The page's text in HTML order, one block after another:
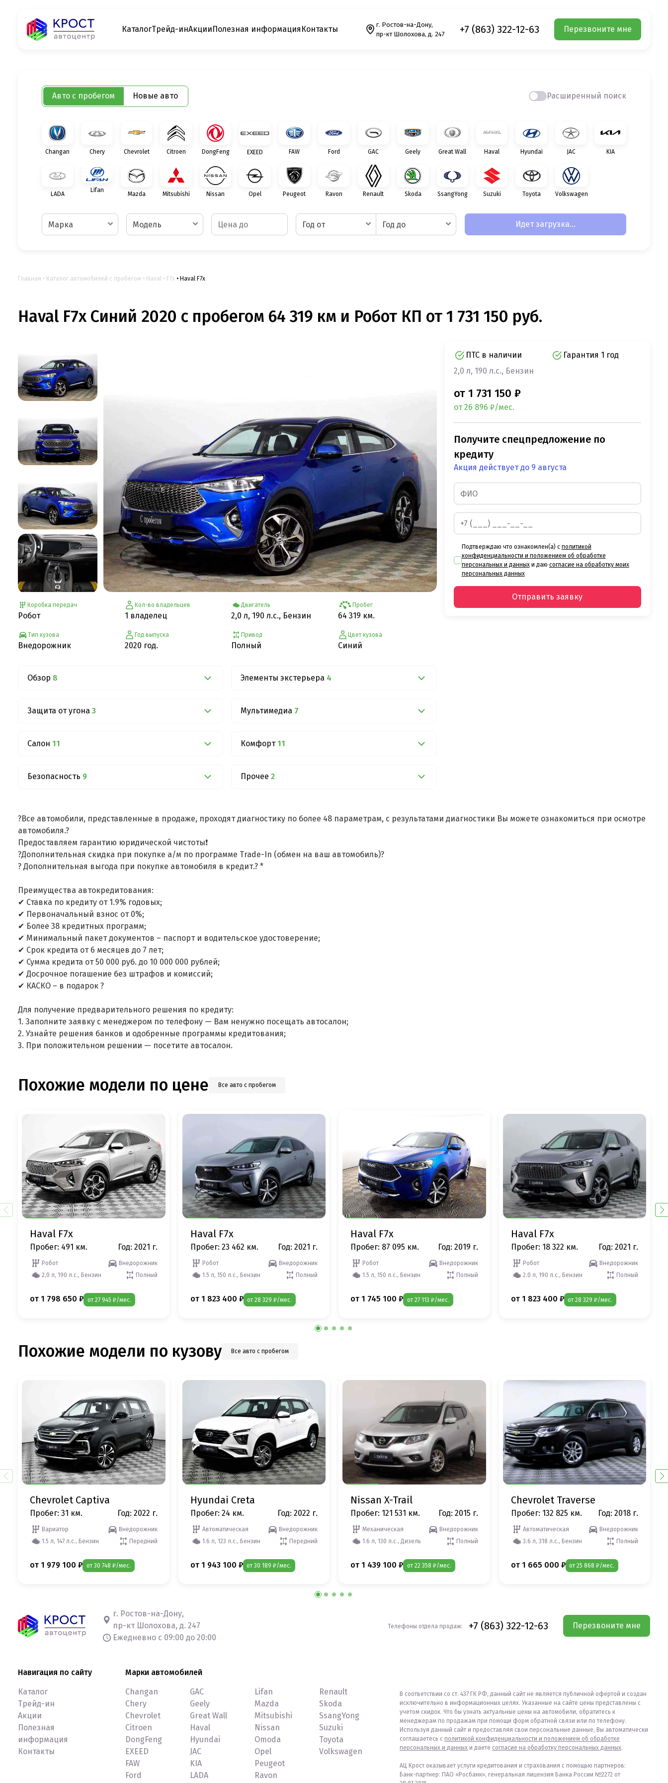
КаталогТрейд-инАкцииПолезная информация Контакты
г. Ростов-на-Дону,
пр-кт Шолохова, д. 247
+7 (863) 322-12-63 Перезвоните мне
Авто с пробегом Новые авто Расширенный поиск
Changan Chery Chevrolet Citroen DongFeng EXEED FAW Ford GAC Geely Great Wall Haval Hyundai JAC KIA
LADA
Lifan
Mazda Mitsubishi Nissan Opel Peugeot Ravon Renault Skoda SsangYong Suzuki Toyota Volkswagen
Марка Модель Год от Год до Идет загрузка...
Главная Каталог автомобилей с пробегом Haval F7x Haval F7x
Haval F7x Синий 2020 с пробегом 64 319 км и Робот КП от 1 731 150 руб.
Коробка передач
Робот
Тип кузова
Внедорожник
Кол-во владельцев
1 владелец
Год выпуска
2020 год.
Двигатель
2,0 л, 190 л.с., Бензин
Привод
Полный
Пробег
64 319 км.
Цвет кузова
Синий
Обзор 8 Элементы экстерьера 4
Защита от угона 3 Мультимедиа 7
Салон 11 Комфорт 11
Безопасность 9 Прочее 2
ПТС в наличии
Гарантия 1 год
2,0 л, 190 л.с., Бензин
от 1 731 150 ₽
от 26 896 ₽/мес.
Получите спецпредложение по
кредиту
Акция действует до 9 августа
Подтверждаю что ознакомлен(а) с политикой
конфиденциальности и положением об обработке
персональных и данныхи даю согласие на обработку моих
персональных данных
Отправить заявку
?Все автомобили, представленные в продаже, проходят диагностику по более 48 параметрам, с результатами диагностики Вы можете ознакомиться при осмотре
автомобиля.?
Предоставляем гарантию юридической чистоты❗
?Дополнительная скидка при покупке а/м по программе Trade-In (обмен на ваш автомобиль)?
? Дополнительная выгода при покупке автомобиля в кредит.? *
Преимущества автокредитования:
✔ Ставка по кредиту от 1.9% годовых;
✔ Первоначальный взнос от 0%;
✔ Более 38 кредитных программ;
✔ Минимальный пакет документов – паспорт и водительское удостоверение;
✔ Срок кредита от 6 месяцев до 7 лет;
✔ Сумма кредита от 50 000 руб. до 10 000 000 рублей;
✔ Досрочное погашение без штрафов и комиссий;
✔ КАСКО – в подарок ?
Для получение предварительного решения по кредиту:
1. Заполните заявку с менеджером по телефону — Вам ненужно посещать автосалон;
2. Узнайте решения банков и одобренные программы кредитования;
3. При положительном решении — посетите автосалон.
Похожие модели по цене Все авто с пробегом
Haval F7x
Пробег: 491 км. Год: 2021 г.
Робот
Внедорожник
2,0 л, 190 л.с., Бензин
Полный
от 1 798 650 ₽ от 27 945 ₽/мес.
Haval F7x
Пробег: 23 462 км. Год: 2021 г.
Робот
Внедорожник
1.5 л, 150 л.с., Бензин
Полный
от 1 823 400 ₽ от 28 329 ₽/мес.
Haval F7x
Пробег: 87 095 км. Год: 2019 г.
Робот
Внедорожник
1.5 л, 150 л.с., Бензин
Полный
от 1 745 100 ₽ от 27 113 ₽/мес.
Haval F7x
Пробег: 18 322 км. Год: 2021 г.
Робот
Внедорожник
2.0 л, 190 л.с., Бензин
Полный
от 1 823 400 ₽ от 28 329 ₽/мес.
Похожие модели по кузову Все авто с пробегом
Chevrolet Captiva
Пробег: 31 км. Год: 2022 г.
Вариатор
Внедорожник
1.5 л, 147 л.с., Бензин
Передний
от 1 979 100 ₽ от 30 748 ₽/мес.
Hyundai Creta
Пробег: 24 км. Год: 2022 г.
Автоматическая
Внедорожник
1.6 л, 123 л.с., Бензин
Передний
от 1 943 100 ₽ от 30 189 ₽/мес.
Nissan X-Trail
Пробег: 121 531 км. Год: 2015 г.
Механическая
Внедорожник
1.6 л, 130 л.с., Дизель
Полный
от 1 439 100 ₽ от 22 358 ₽/мес.
Chevrolet Traverse
Пробег: 132 825 км. Год: 2018 г.
Автоматическая
Внедорожник
3.6 л, 318 л.с., Бензин
Полный
от 1 665 000 ₽ от 25 868 ₽/мес.
г. Ростов-на-Дону,
пр-кт Шолохова, д. 247
Ежедневно с 09:00 до 20:00
Телефоны отдела продаж: +7 (863) 322-12-63 Перезвоните мне
Навигация по сайту
Каталог
Трейд-ин
Акции
Полезная
информация
Контакты
Марки автомобилей
Changan
Chery
Chevrolet
Citroen
DongFeng
EXEED
FAW
Ford
GAC
Geely
Great Wall
Haval
Hyundai
JAC
KIA
LADA
Lifan
Mazda
Mitsubishi
Nissan
Omoda
Opel
Peugeot
Ravon
Renault
Skoda
SsangYong
Suzuki
Toyota
Volkswagen
В соответствии со ст. 437 ГК РФ, данный сайт не является публичной офертой и создан
исключительно в информационных целях. Указанные на сайте цены представлены с
учетом скидок. Что бы узнать актуальные цены на автомобили, обратитесь к
менеджерам по продажам при помощи форм обратной связи или по телефону.
Используя данный сайт и предоставляя свои персональные данные, Вы автоматически
соглашаетесь с политикой конфиденциальности и положением об обработке
персональных и данных и даете согласие на обработку персональных данных.
АЦ Крост оказывает услуги кредитования и страхования с помощью партнеров:
Банк-партнер: ПАО «Росбанк», генеральная лицензия Банка России №2272 от